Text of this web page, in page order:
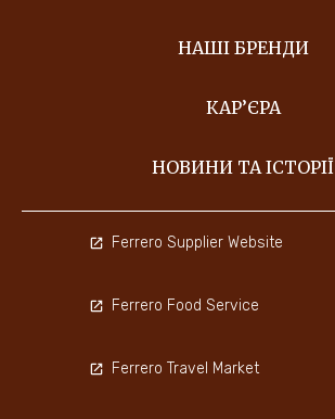
НАШІ БРЕНДИ
КАР’ЄРА
НОВИНИ ТА ІСТОРІЇ
Ferrero Supplier Website
Ferrero Food Service
Ferrero Travel Market